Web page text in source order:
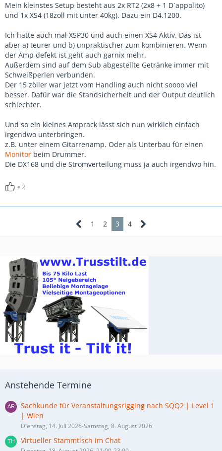
Mein kleinstes Setup besteht aus 2x RT2 (2x8 + 1 D´appolito)
und 1x XS4 (18zoll mit unter 40kg). Dazu ein D4.1200.
Ich hatte auch mal XSP30 und auch einen XS4 Aktiv. Das ist
aber a) teurer und b) unpraktischer zum kombinieren. Wenn
der Amp defekt ist geht auch garnix mehr.
Außerdem sind auf dem Sub abgestellte Getränke immer mit
Schweißperlen verbunden.
Der 15 zöller war jetzt vom Handling auch nicht soooo viel
besser. Dafür war die Standsicherheit und der Output deutlich
schlechter.
Und so ein kleines Amprack lässt sich nun wirklich einfach
irgendwo unterbringen.
z.B. unter einem Gitarrenamp. Oder als Unterbau für einen
Monitor beim Drummer.
Die DX168 und die Stromverteilung muss ja auch irgendwo hin.
2
1 2 3 4
Anstehende Termine
Sachkunde für Veranstaltungsrigging nach SQQ2 | Level 1
| Wien
Dienstag, 14. Juli 2026-Samstag, 8. August 2026
Virtueller Stammtisch im Chat